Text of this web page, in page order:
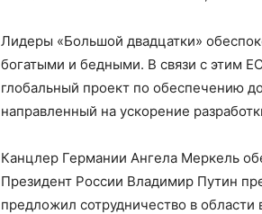
Лидеры «Большой двадцатки»
богатыми и бедными. В связи с этим
глобальный проект по обеспечению
направленный на ускорение
Канцлер Германии Ангела Меркель
Президент России Владимир Путин
предложил сотрудничество в области